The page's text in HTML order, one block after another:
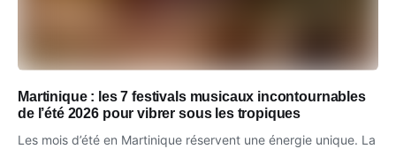
Martinique : les 7 festivals musicaux incontournables
de l’été 2026 pour vibrer sous les tropiques
Les mois d’été en Martinique réservent une énergie unique. La